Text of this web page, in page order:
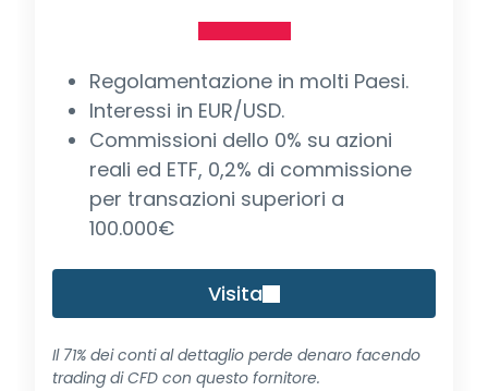
Regolamentazione in molti Paesi.
Interessi in EUR/USD.
Commissioni dello 0% su azioni
reali ed ETF, 0,2% di commissione
per transazioni superiori a
100.000€
Visita
Il 71% dei conti al dettaglio perde denaro facendo
trading di CFD con questo fornitore.